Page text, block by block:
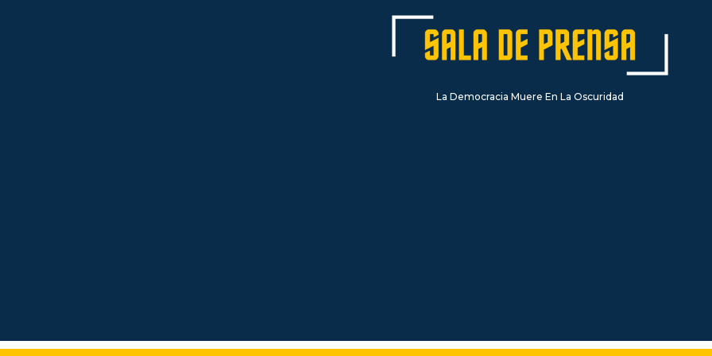
La Democracia Muere En La Oscuridad